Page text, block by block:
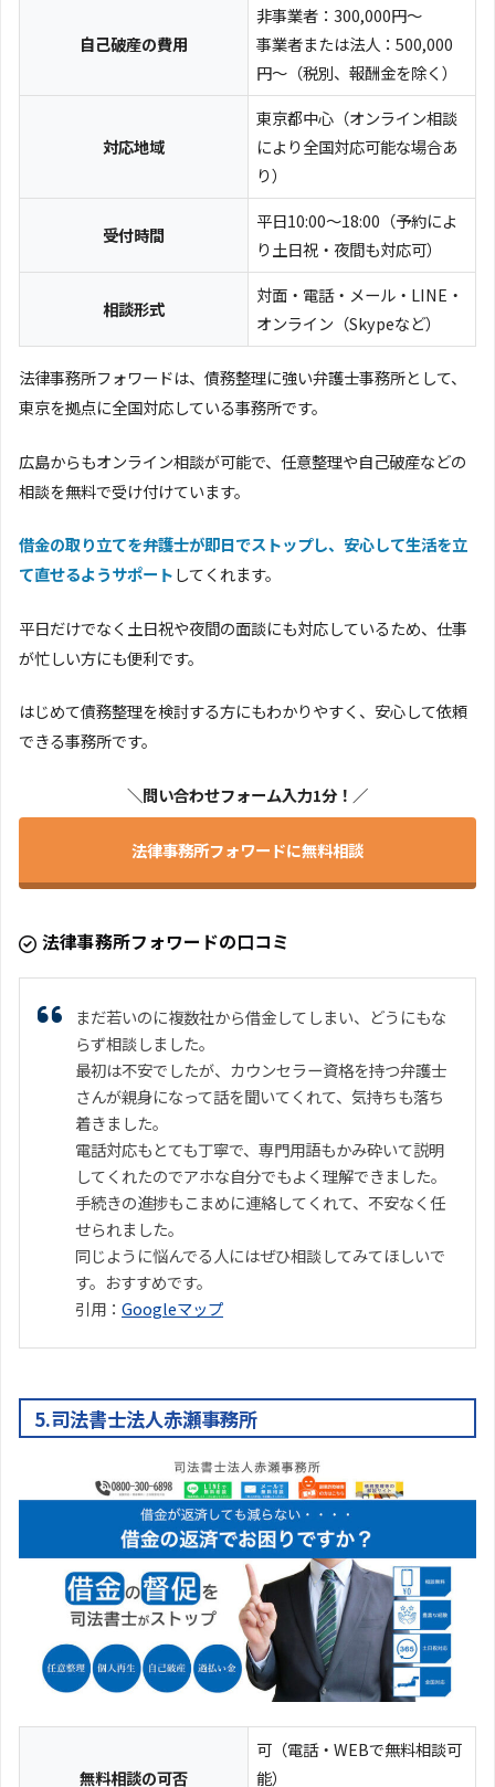
自己破産の費用
非事業者：300,000円～
事業者または法人：500,000
円～（税別、報酬金を除く）
対応地域
東京都中心（オンライン相談
により全国対応可能な場合あ
り）
受付時間
平日10:00〜18:00（予約によ
り土日祝・夜間も対応可）
相談形式
対面・電話・メール・LINE・
オンライン（Skypeなど）
法律事務所フォワードは、債務整理に強い弁護士事務所として、
東京を拠点に全国対応している事務所です。
広島からもオンライン相談が可能で、任意整理や自己破産などの
相談を無料で受け付けています。
借金の取り立てを弁護士が即日でストップし、安心して生活を立
て直せるようサポートしてくれます。
平日だけでなく土日祝や夜間の面談にも対応しているため、仕事
が忙しい方にも便利です。
はじめて債務整理を検討する方にもわかりやすく、安心して依頼
できる事務所です。
＼問い合わせフォーム入力1分！／
法律事務所フォワードに無料相談
法律事務所フォワードの口コミ
まだ若いのに複数社から借金してしまい、どうにもな
らず相談しました。
最初は不安でしたが、カウンセラー資格を持つ弁護士
さんが親身になって話を聞いてくれて、気持ちも落ち
着きました。
電話対応もとても丁寧で、専門用語もかみ砕いて説明
してくれたのでアホな自分でもよく理解できました。
手続きの進捗もこまめに連絡してくれて、不安なく任
せられました。
同じように悩んでる人にはぜひ相談してみてほしいで
す。おすすめです。
引用： Googleマップ
5.司法書士法人赤瀬事務所
無料相談の可否
可（電話・WEBで無料相談可
能）